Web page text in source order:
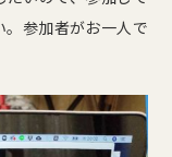
。参加者がお一人で